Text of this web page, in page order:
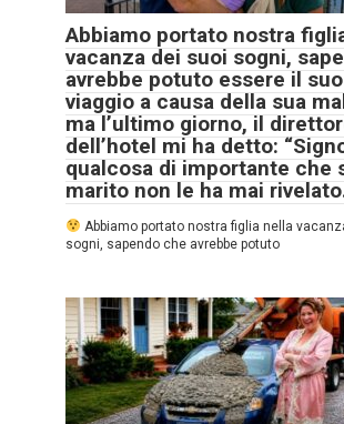
Abbiamo portato nostra
vacanza dei suoi sogni,
avrebbe potuto essere il
viaggio a causa della sua
ma l’ultimo giorno, il
dell’hotel mi ha detto:
qualcosa di importante che
marito non le ha mai
Abbiamo portato nostra figlia nella
sogni, sapendo che avrebbe potuto